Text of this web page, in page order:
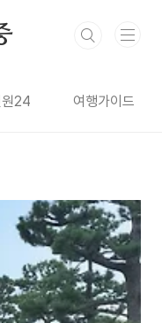
원24 여행가이드